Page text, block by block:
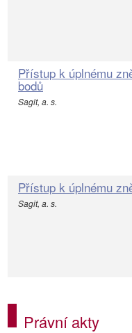
Přístup k úplnému
bodů
Sagit, a. s.
Přístup k úplnému
Sagit, a. s.
Právní akty